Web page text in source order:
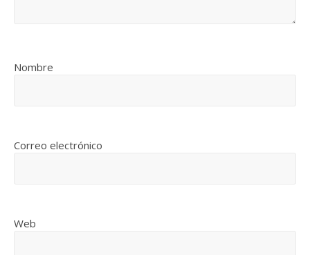
Nombre
Correo electrónico
Web